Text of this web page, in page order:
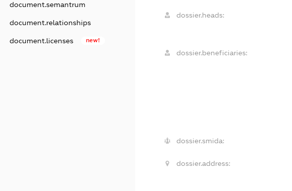
document.semantrum
document.relationships
document.licenses new!
dossier.heads:
dossier.beneficiaries:
dossier.smida:
dossier.address: